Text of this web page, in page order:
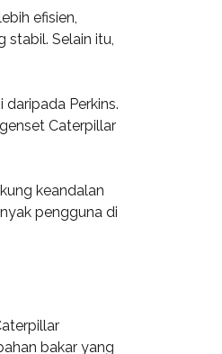
efisien,
Selain itu,
Perkins.
Caterpillar
keandalan
pengguna di
bakar yang